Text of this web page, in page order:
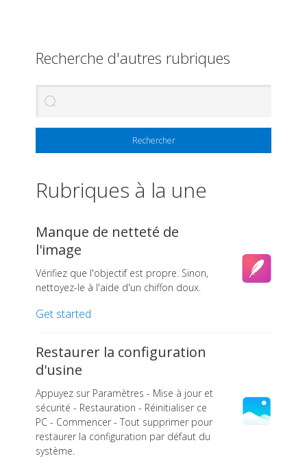
Recherche d'autres rubriques
Rechercher
Rubriques à la une
Manque de netteté de
l'image
Vérifiez que l'objectif est propre. Sinon,
nettoyez-le à l'aide d'un chiffon doux.
Get started
Restaurer la configuration
d'usine
Appuyez sur Paramètres - Mise à jour et
sécurité - Restauration - Réinitialiser ce
PC - Commencer - Tout supprimer pour
restaurer la configuration par défaut du
système.